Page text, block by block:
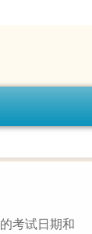
考试日期和